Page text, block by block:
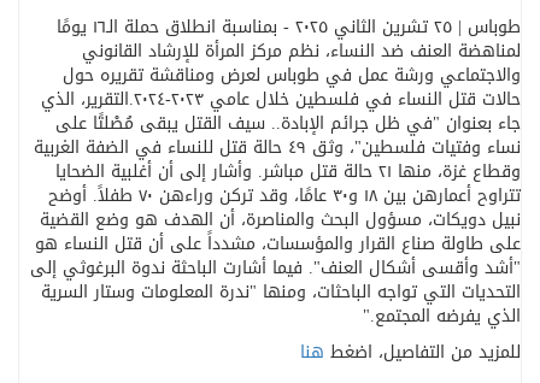
طوباس | ٢٥ تشرين الثاني ٢٠٢٥ - بمناسبة انطلاق حملة الـ١٦ يومًا
لمناهضة العنف ضد النساء، نظم مركز المرأة للإرشاد القانوني
والاجتماعي ورشة عمل في طوباس لعرض ومناقشة تقريره حول
حالات قتل النساء في فلسطين خلال عامي ٢٠٢٣ -٢٠٢٤.التقرير، الذي
جاء بعنوان "في ظل جرائم الإبادة.. سيف القتل يبقى مُصْلتًا على
نساء وفتيات فلسطين" ، وثق ٤٩ حالة قتل للنساء في الضفة الغربية
وقطاع غزة، منها ٢١ حالة قتل مباشر. وأشار إلى أن أغلبية الضحايا
تتراوح أعمارهن بين ١٨ و٣٠ عامًا، وقد تركن وراءهن ٧٠ طفلاً . أوضح
نبيل دويكات، مسؤول البحث والمناصرة، أن الهدف هو وضع القضية
على طاولة صناع القرار والمؤسسات، مشدداً على أن قتل النساء هو
"أشد وأقسى أشكال العنف". فيما أشارت الباحثة ندوة البرغوثي إلى
التحديات التي تواجه الباحثات، ومنها "ندرة المعلومات وستار السرية
الذي يفرضه المجتمع".
للمزيد من التفاصيل، اضغط هنا